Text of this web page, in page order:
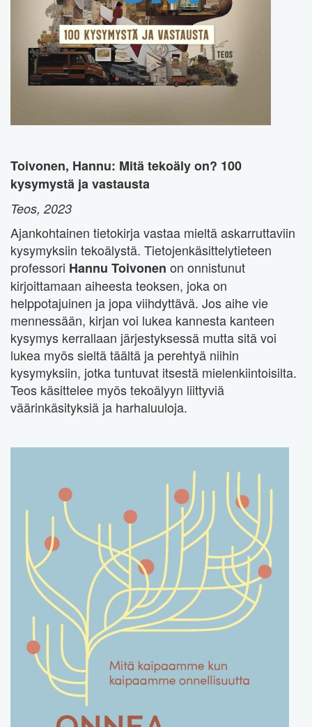
Toivonen, Hannu: Mitä tekoäly on? 100
kysymystä ja vastausta
Teos, 2023
Ajankohtainen tietokirja vastaa mieltä askarruttaviin
kysymyksiin tekoälystä. Tietojenkäsittelytieteen
professori Hannu Toivonen on onnistunut
kirjoittamaan aiheesta teoksen, joka on
helppotajuinen ja jopa viihdyttävä. Jos aihe vie
mennessään, kirjan voi lukea kannesta kanteen
kysymys kerrallaan järjestyksessä mutta sitä voi
lukea myös sieltä täältä ja perehtyä niihin
kysymyksiin, jotka tuntuvat itsestä mielenkiintoisilta.
Teos käsittelee myös tekoälyyn liittyviä
väärinkäsityksiä ja harhaluuloja.